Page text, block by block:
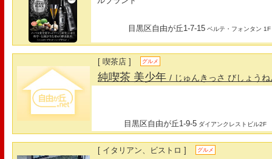
目黒区自由が丘1-7-15 ベルテ・フォンタン 1F
[ 喫茶店 ] グルメ
純喫茶 美少年/ じゅんきっさ びしょうね
目黒区自由が丘1-9-5 ダイアンクレストビル2F
[ イタリアン、ビストロ ] グルメ